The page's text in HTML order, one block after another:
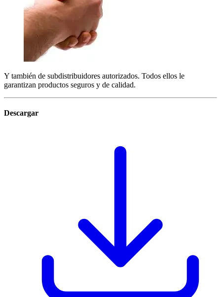
Y también de subdistribuidores autorizados. Todos ellos le
garantizan productos seguros y de calidad.
Descargar